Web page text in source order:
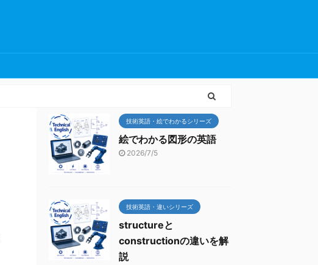
技術英語・絵でわかるシリーズ
絵でわかる図形の英語
2026/7/5
技術英語・違いシリーズ
structureと
constructionの違いを解
説